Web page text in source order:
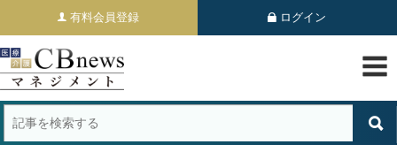
有料会員登録 ログイン